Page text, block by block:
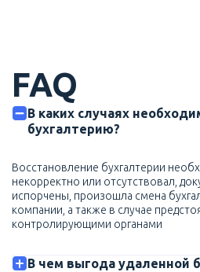
FAQ
В каких случаях
бухгалтерию?
Восстановление бухгалтерии
некорректно или отсутствовал,
испорчены, произошла смена
компании, а также в случае
контролирующими органами
В чем выгода удаленной